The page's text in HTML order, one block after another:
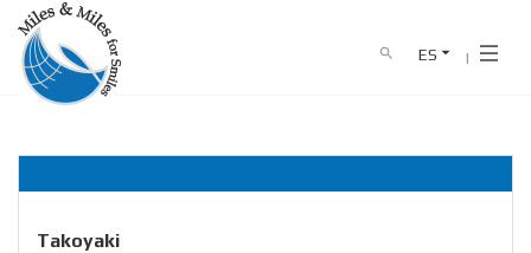
search ES
NOSOTROS
Home producto
Takoyaki